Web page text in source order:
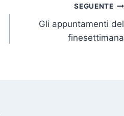
SEGUENTE
Gli appuntamenti del
finesettimana